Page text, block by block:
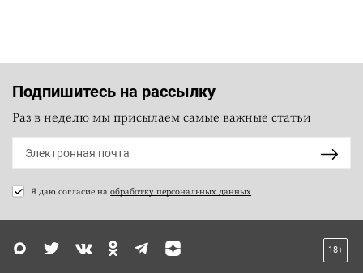
Подпишитесь на рассылку
Раз в неделю мы присылаем самые важные статьи
Я даю согласие на обработку персональных данных
18+